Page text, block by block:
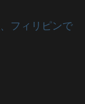
フィリピンで